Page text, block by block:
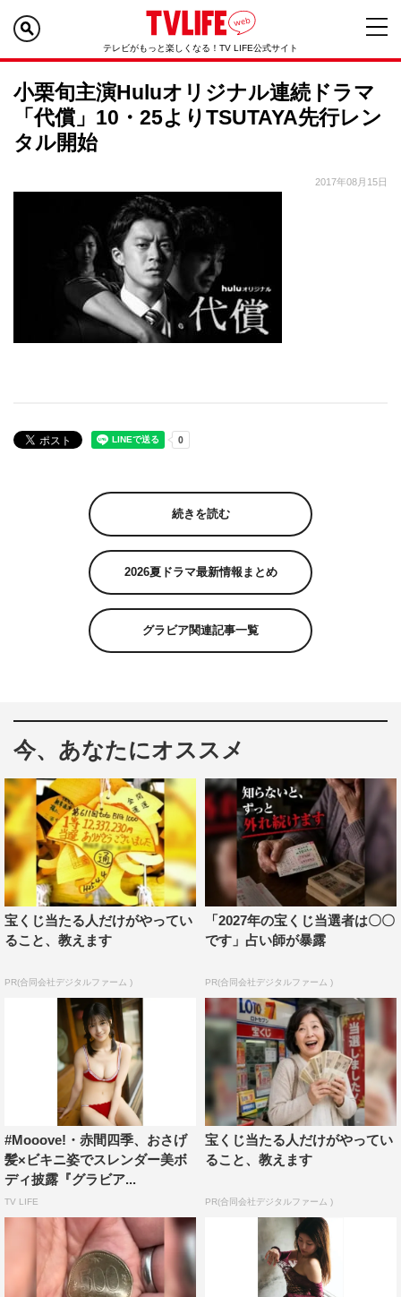
テレビがもっと楽しくなる！TV LIFE公式サイト
小栗旬主演Huluオリジナル連続ドラマ
「代償」10・25よりTSUTAYA先行レン
タル開始
2017年08月15日
続きを読む
2026夏ドラマ最新情報まとめ
グラビア関連記事一覧
今、あなたにオススメ
宝くじ当たる人だけがやってい
ること、教えます
PR(合同会社デジタルファーム )
「2027年の宝くじ当選者は〇〇
です」占い師が暴露
PR(合同会社デジタルファーム )
#Mooove!・赤間四季、おさげ
髪×ビキニ姿でスレンダー美ボ
ディ披露『グラビア...
TV LIFE
宝くじ当たる人だけがやってい
ること、教えます
PR(合同会社デジタルファーム )